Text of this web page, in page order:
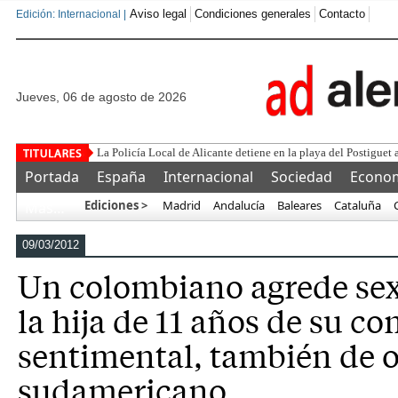
Edición: Internacional | Aviso legal Condiciones generales Contacto
jueves, 06 de agosto de 2026
Este corru
Portada España Internacional Sociedad
Ediciones > Madrid Andalucía Baleares Cataluña
09/03/2012
Un colombiano agrede
la hija de 11 años de su
sentimental, también de
sudamericano